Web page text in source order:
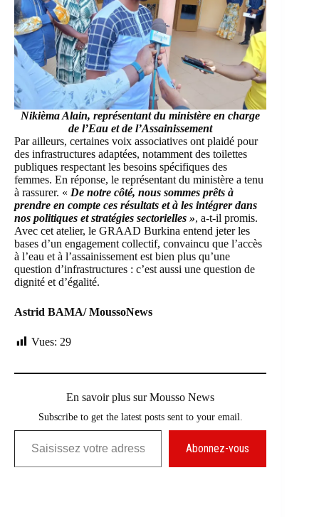
Nikièma Alain, représentant du ministère en charge
de l’Eau et de l’Assainissement
Par ailleurs, certaines voix associatives ont plaidé pour
des infrastructures adaptées, notamment des toilettes
publiques respectant les besoins spécifiques des
femmes. En réponse, le représentant du ministère a tenu
à rassurer. « De notre côté, nous sommes prêts à
prendre en compte ces résultats et à les intégrer dans
nos politiques et stratégies sectorielles », a-t-il promis.
Avec cet atelier, le GRAAD Burkina entend jeter les
bases d’un engagement collectif, convaincu que l’accès
à l’eau et à l’assainissement est bien plus qu’une
question d’infrastructures : c’est aussi une question de
dignité et d’égalité.
Astrid BAMA/ MoussoNews
Vues: 29
En savoir plus sur Mousso News
Subscribe to get the latest posts sent to your email.
Saisissez votre adresse e-mail…
Abonnez-vous